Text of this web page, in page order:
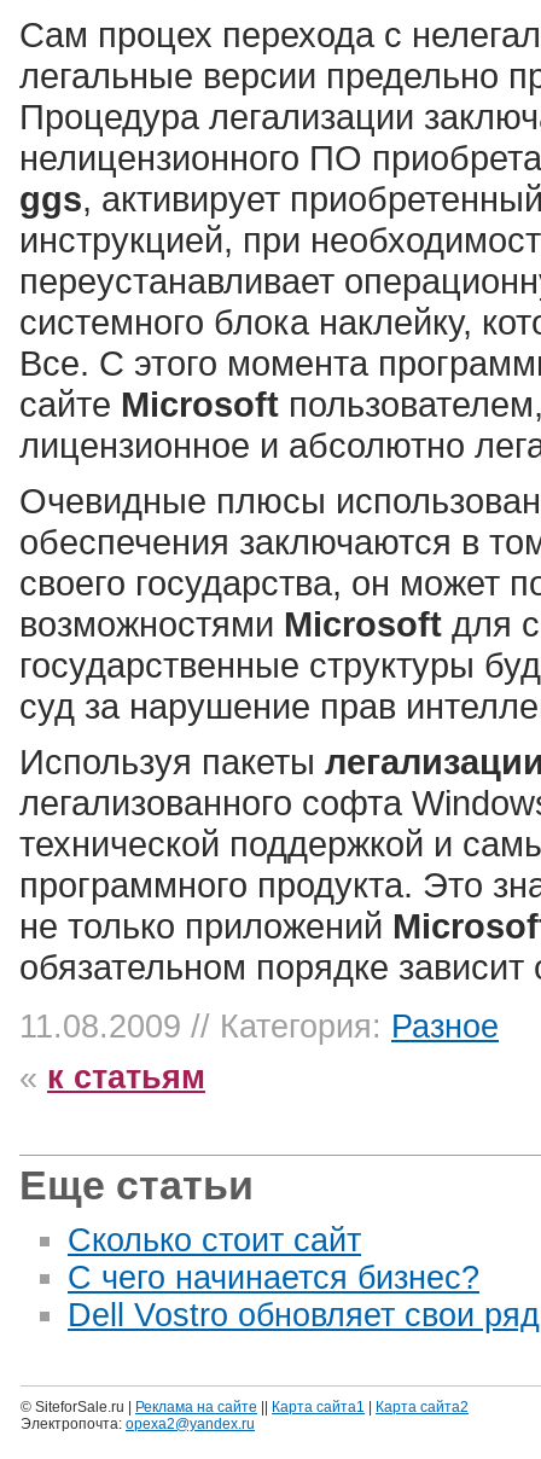
Сам процех перехода с
легальные версии предельно
Процедура легализации
нелицензионного ПО
ggs, активирует
инструкцией, при
переустанавливает
системного блока наклейку,
Все. С этого момента
сайте Microsoft
лицензионное и абсолютно
Очевидные плюсы
обеспечения заключаются в
своего государства, он может
возможностями Microsoft для
государственные структуры
суд за нарушение прав
Используя пакеты
легализованного софта
технической поддержкой и
программного продукта. Это
не только приложений
обязательном порядке
11.08.2009 // Категория: Разное
« к статьям
Еще статьи
Сколько стоит сайт
С чего начинается бизнес?
Dell Vostro обновляет свои
© SiteforSale.ru | Реклама на сайте Карта сайта1
Карта сайта2
Электропочта: opexa2@yandex.ru